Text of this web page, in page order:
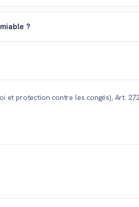
possible. Le bail passera alors
?
de longues procédures de
et protection contre les congés), Art.